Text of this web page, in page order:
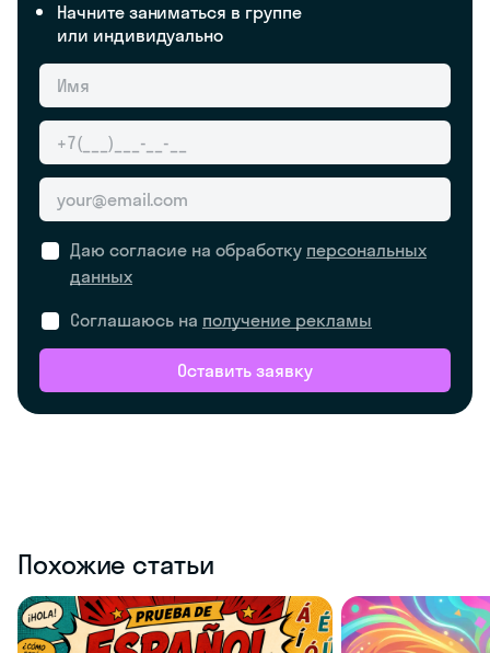
Начните заниматься в группе
или индивидуально
Даю согласие на обработку персональных
данных
Соглашаюсь на получение рекламы
Оставить заявку
Похожие статьи